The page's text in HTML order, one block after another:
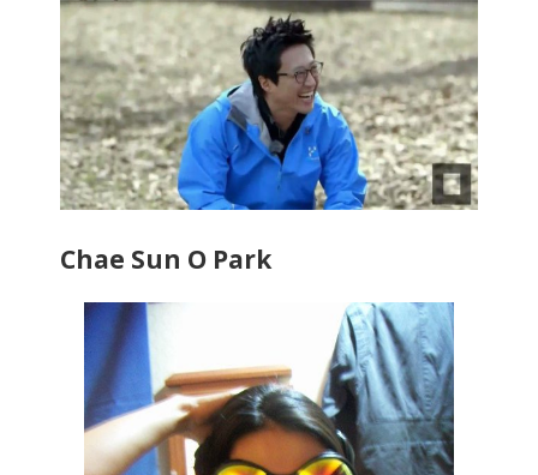
Chae Sun O Park